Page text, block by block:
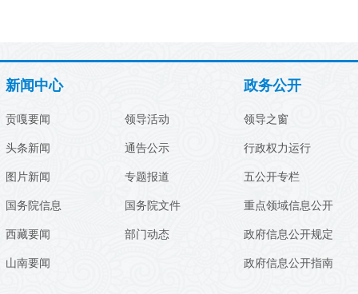
新闻中心
贡嘎要闻
头条新闻
图片新闻
国务院信息
西藏要闻
山南要闻
领导活动
通告公示
专题报道
国务院文件
部门动态
政务公开
领导之窗
行政权力运行
五公开专栏
重点领域信息公开
政府信息公开规定
政府信息公开指南